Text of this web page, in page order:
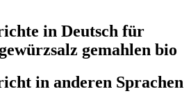
in Deutsch für
gemahlen bio
in anderen Sprachen